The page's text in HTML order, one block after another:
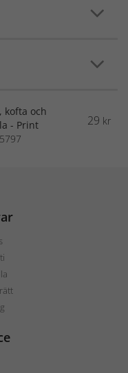
kofta och
- Print
29 kr